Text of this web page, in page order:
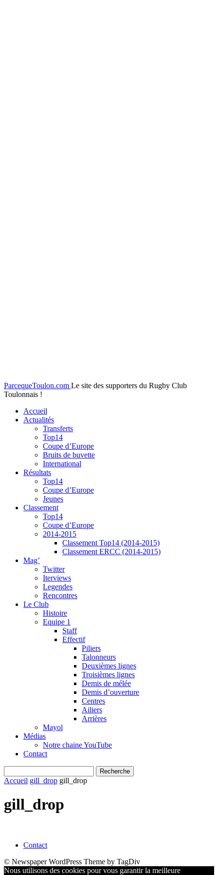
ParcequeToulon.com Le site des supporters du Rugby Club
Toulonnais !
Accueil
Actualités
Transferts
Top14
Coupe d’Europe
Bruits de buvette
International
Résultats
Top14
Coupe d’Europe
Jeunes
Classement
Top14
Coupe d’Europe
2014-2015
Classement Top14 (2014-2015)
Classement ERCC (2014-2015)
Mag’
Twitter
Iterviews
Legendes
Rencontres
Le Club
Histoire
Equipe 1
Staff
Effectif
Piliers
Talonneurs
Deuxièmes lignes
Troisièmes lignes
Demis de mélée
Demis d’ouverture
Centres
Ailiers
Arrières
Mayol
Médias
Notre chaine YouTube
Contact
Accueil gill_drop gill_drop
gill_drop
Contact
© Newspaper WordPress Theme by TagDiv
Nous utilisons des cookies pour vous garantir la meilleure